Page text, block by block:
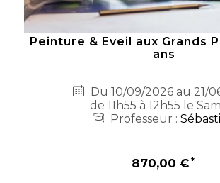
Peinture & Eveil aux Grands
ans
Du 10/09/2026 au 21/
de 11h55 à 12h55 le
Professeur :
870,00 €